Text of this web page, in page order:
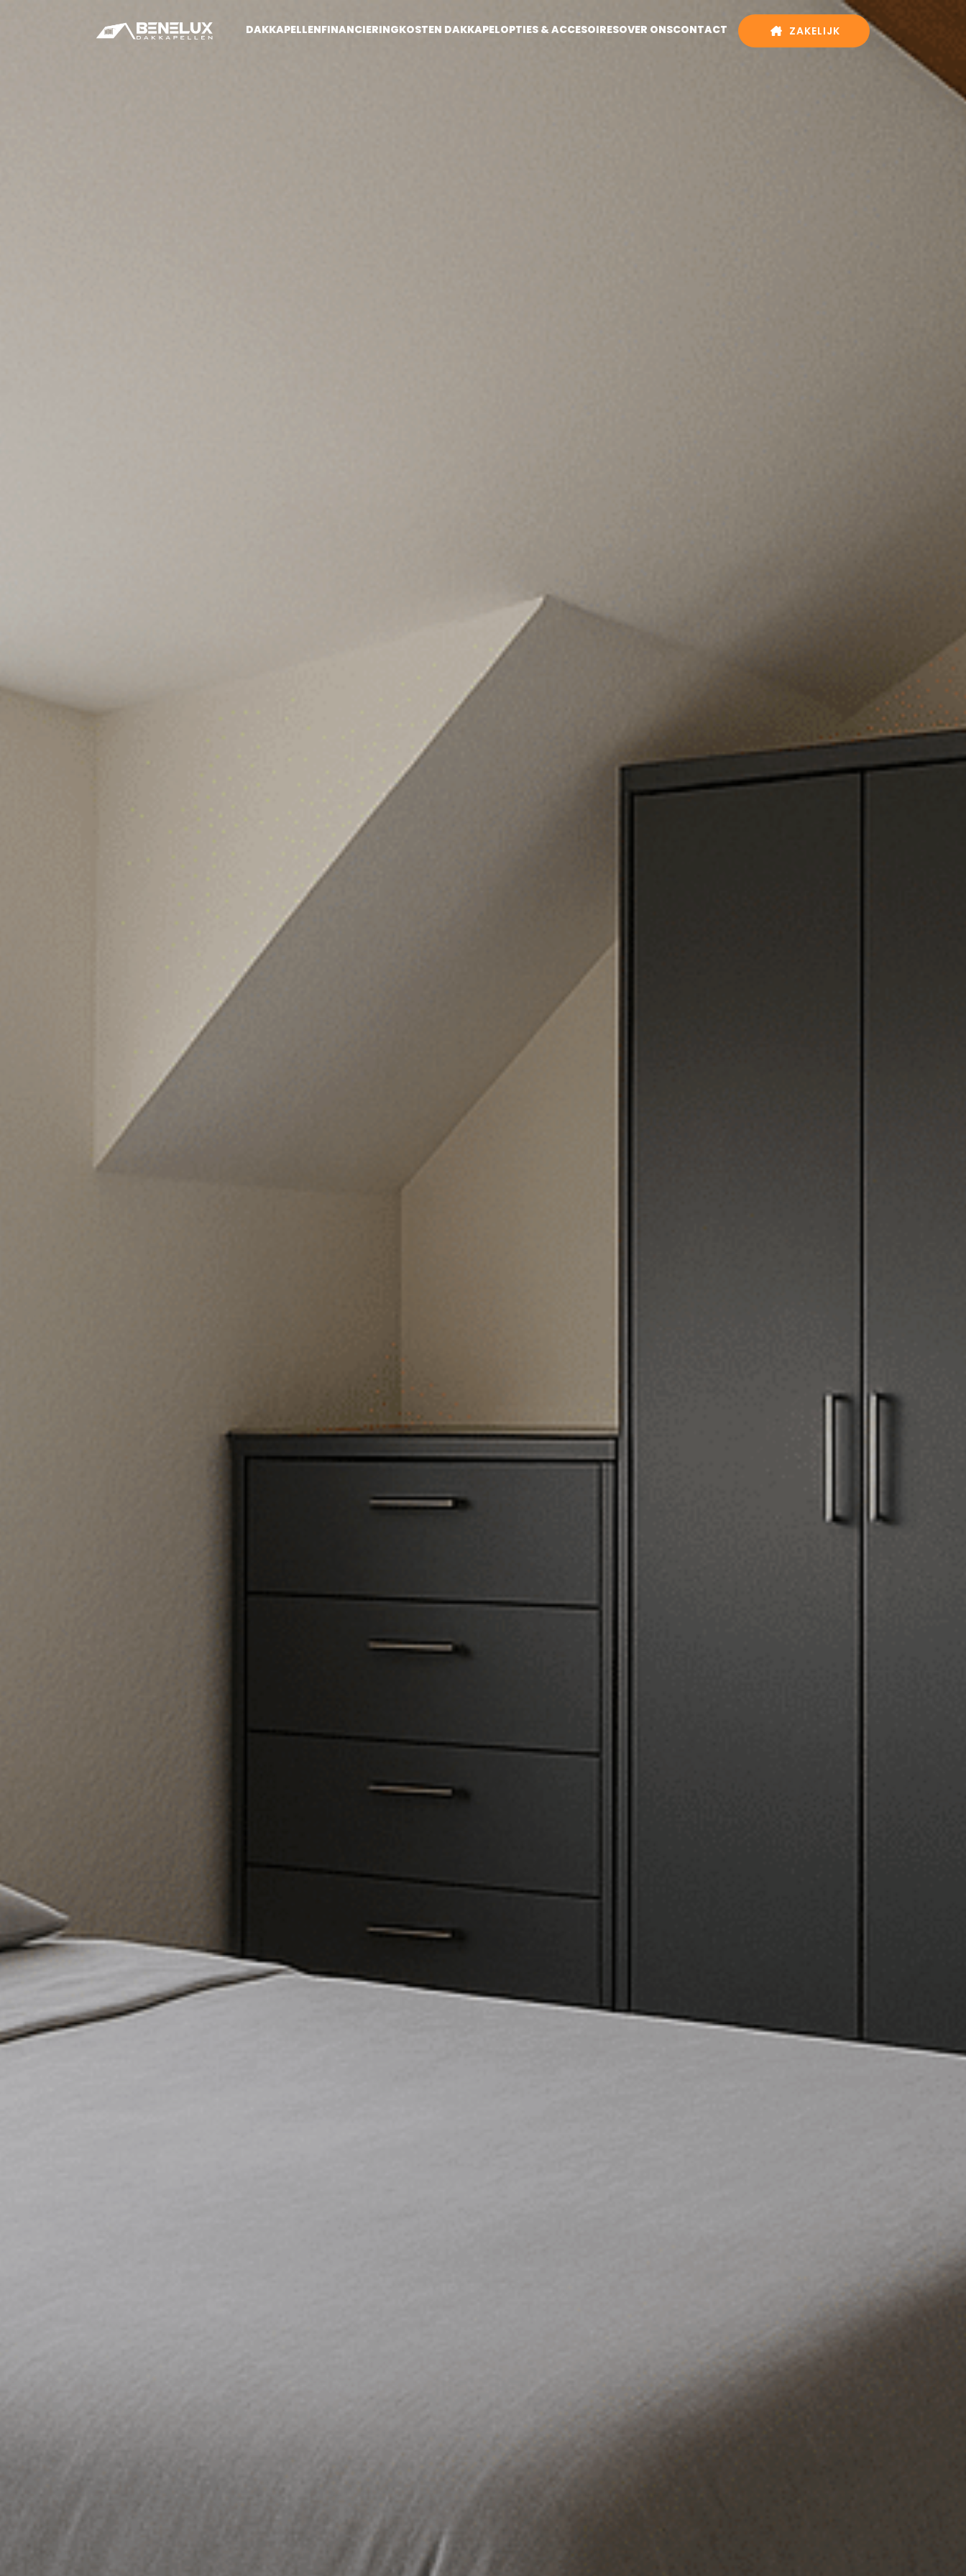
DAKKAPELLENFINANCIERINGKOSTEN DAKKAPELOPTIES & ACCESOIRESOVER ONSCONTACT ZAKELIJK